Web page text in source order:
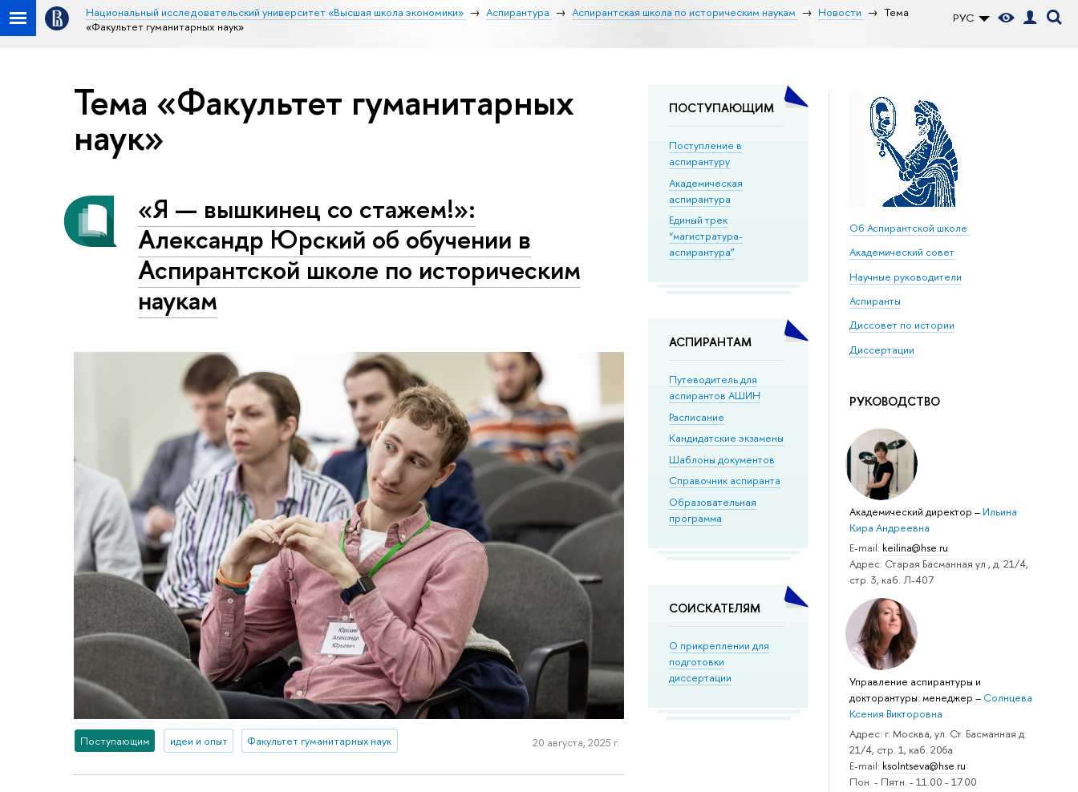
РУС
Национальный исследовательский университет «Высшая школа экономики» Аспирантура Аспирантская школа по историческим наукам Новости
Тема
«Факультет гуманитарных наук»
ПОСТУПАЮЩИМ
Поступление в
аспирантуру
Академическая
аспирантура
Единый трек
“магистратура-
аспирантура”
АСПИРАНТАМ
Путеводитель для
аспирантов АШИН
Расписание
Кандидатские экзамены
Шаблоны документов
Справочник аспиранта
Образовательная
программа
СОИСКАТЕЛЯМ
О прикреплении для
подготовки
диссертации
Об Аспирантской школе
Академический совет
Научные руководители
Аспиранты
Диссовет по истории
Диссертации
РУКОВОДСТВО
Академический директор– Ильина
Кира Андреевна
Е-mail: keilina@hse.ru
Адрес: Старая Басманная ул., д. 21/4,
стр. 3, каб. Л-407
Управление аспирантуры и
докторантуры: менеджер– Солнцева
Ксения Викторовна
Адрес: г. Москва, ул. Ст. Басманная д.
21/4, стр. 1, каб. 206а
E-mail: ksolntseva@hse.ru
Пон. - Пятн. - 11.00 - 17.00
Тема «Факультет гуманитарных
наук»
«Я — вышкинец со стажем!»:
Александр Юрский об обучении в
Аспирантской школе по историческим
наукам
Поступающим идеи и опыт Факультет гуманитарных наук 20 августа, 2025 г.